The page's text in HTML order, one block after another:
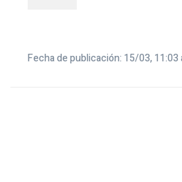
Fecha de publicación: 15/03, 11:03